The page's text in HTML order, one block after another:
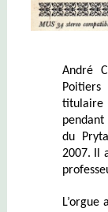
André
titulaire
du
2007. Il